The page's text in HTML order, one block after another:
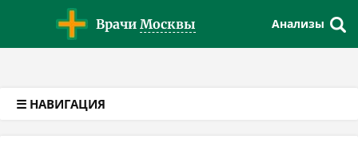
Врачи Москвы Анализы
☰ НАВИГАЦИЯ